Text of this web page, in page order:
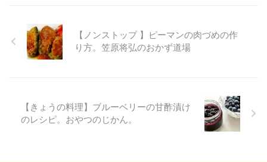
【ノンストップ 】ピーマンの肉づめの作
り方。笠原将弘のおかず道場
【きょうの料理】ブルーベリーの甘酢漬け
のレシピ。おやつのじかん。